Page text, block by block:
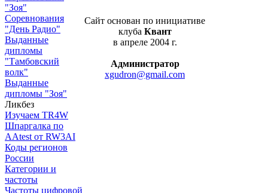
"Зоя"
Соревнования
"День Радио"
Выданные
дипломы
"Тамбовский
волк"
Выданные
дипломы "Зоя"
Ликбез
Изучаем TR4W
Шпаргалка по
AAtest от RW3AI
Коды регионов
России
Категории и
частоты
Частоты цифровой
Сайт основан по инициативе
клуба Квант
в апреле 2004 г.
Администратор
xgudron@gmail.com